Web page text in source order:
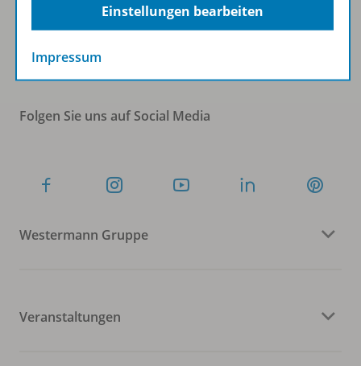
Folgen Sie uns auf Social Media
Westermann Gruppe
Veranstaltungen
Einstellungen bearbeiten
Impressum